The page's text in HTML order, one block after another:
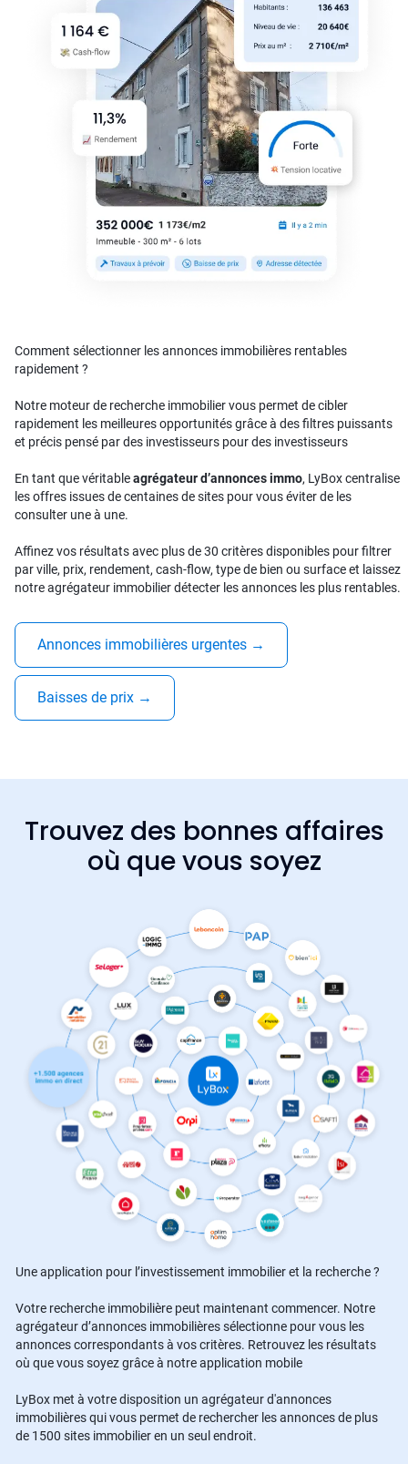
Comment sélectionner les annonces immobilières rentables
rapidement ?
Notre moteur de recherche immobilier vous permet de cibler
rapidement les meilleures opportunités grâce à des filtres puissants
et précis pensé par des investisseurs pour des investisseurs
En tant que véritableagrégateur d’annonces immo, LyBox centralise
les offres issues de centaines de sites pour vous éviter de les
consulter une à une.
Affinez vos résultats avec plus de 30 critères disponibles pour filtrer
par ville, prix, rendement, cash-flow, type de bien ou surface et laissez
notre agrégateur immobilier détecter les annonces les plus rentables.
Annonces immobilières urgentes →
Baisses de prix →
Trouvez des bonnes affaires
où que vous soyez
Une application pour l’investissement immobilier et la recherche ?
Votre recherche immobilière peut maintenant commencer. Notre
agrégateur d’annonces immobilières sélectionne pour vous les
annonces correspondants à vos critères. Retrouvez les résultats
où que vous soyez grâce à notre application mobile
LyBox met à votre disposition un agrégateur d'annonces
immobilières qui vous permet de rechercher les annonces de plus
de 1500 sites immobilier en un seul endroit.